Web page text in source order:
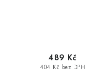
404 Kč bez DPH
489 Kč